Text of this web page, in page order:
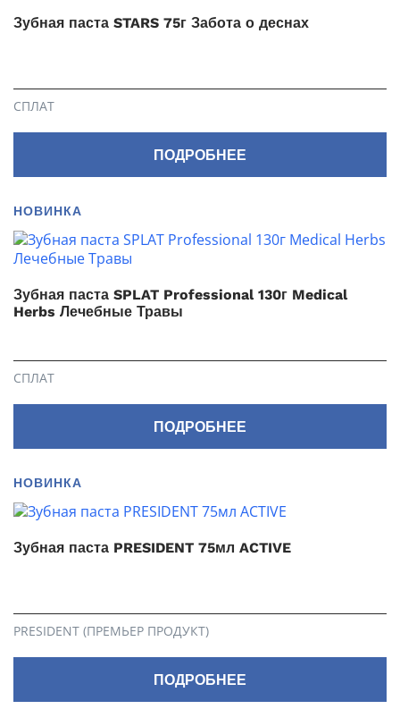
Зубная паста STARS 75г Забота о деснах
СПЛАТ
ПОДРОБНЕЕ
НОВИНКА
Зубная паста SPLAT Professional 130г Medical
Herbs Лечебные Травы
СПЛАТ
ПОДРОБНЕЕ
НОВИНКА
Зубная паста PRESIDENT 75мл ACTIVE
PRESIDENT (ПРЕМЬЕР ПРОДУКТ)
ПОДРОБНЕЕ